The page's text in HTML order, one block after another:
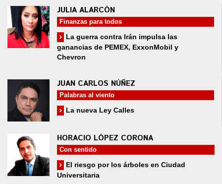
JULIA ALARCÓN
Finanzas para todos
La guerra contra Irán impulsa las
ganancias de PEMEX, ExxonMobil y
Chevron
JUAN CARLOS NÚÑEZ
Palabras al viento
La nueva Ley Calles
HORACIO LÓPEZ CORONA
Con sentido
El riesgo por los árboles en Ciudad
Universitaria